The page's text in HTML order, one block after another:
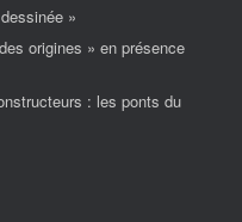
»
origines » en présence
: les ponts du